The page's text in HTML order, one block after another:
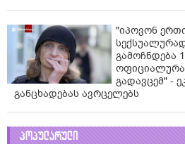
"იპოვონ
გამოჩნდება
გადავცემ" -
განცხადებას ავრცელებს
პოპულარული